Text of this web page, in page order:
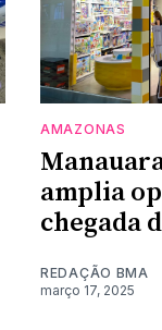
AMAZONAS
amplia
chegada
REDAÇÃO BMA
março 17, 2025